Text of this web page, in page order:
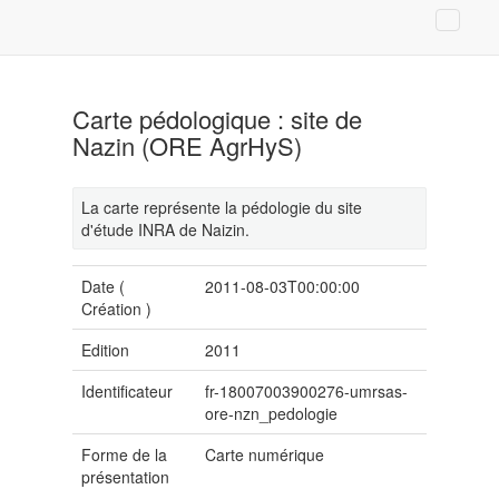
Carte pédologique : site de
Nazin (ORE AgrHyS)
La carte représente la pédologie du site
d'étude INRA de Naizin.
Date (
Création )
2011-08-03T00:00:00
Edition
2011
Identificateur
fr-18007003900276-umrsas-
ore-nzn_pedologie
Forme de la
présentation
Carte numérique